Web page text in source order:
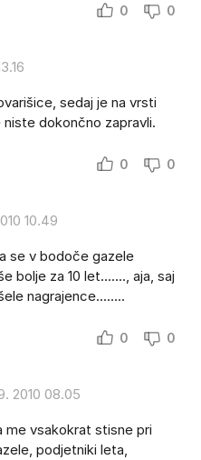
0 0
sedaj je na vrsti
dokončno zapravli.
0 0
10.49
se v bodoče gazele
bolje za 10 let......., aja, saj
nagrajence........
0 0
2010 08.05
me vsakokrat stisne pri
podjetniki leta,